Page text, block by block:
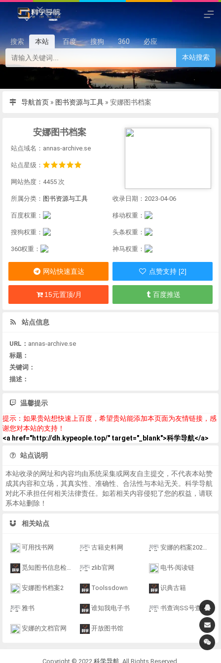
搜索 本站 百度 搜狗 360
必应
本站搜索
导航首页 » 图书资源与工具 » 安娜图书档案
安娜图书档案
站点域名：annas-archive.se
站点星级：
网站热度：4455 次
所属分类： 图书资源与工具 收录日期：2023-04-06
百度权重： 移动权重：
搜狗权重： 头条权重：
360权重： 神马权重：
网站快速直达 点赞支持 [2]
15元置顶/月 百度推送
站点信息
URL： annas-archive.se
标题：
关键词：
描述：
温馨提示
提示：如果贵站想快速上百度，希望贵站能添加本页面为友情链接，感
谢您对本站的支持！
<a href="http://dh.kypeople.top/" target="_blank">科学导航</a>
站点说明
本站收录的网址和内容均由系统采集或网友自主提交，不代表本站赞
成其内容和立场，其真实性、准确性、合法性与本站无关。科学导航
对此不承担任何相关法律责任。如若相关内容侵犯了您的权益，请联
系本站删除！
相关站点
可用找书网 古籍史料网 安娜的档案202603
觅知图书信息检索 zlib官网 电书-阅读链
安娜图书档案2 Toolssdown 识典古籍
雅书 谁知我电子书 书查询SS号查询
安娜的文档官网 开放图书馆
Copyright © 2022 科学导航 . All Rights Reserved.